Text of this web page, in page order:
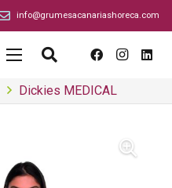
info@grumesacanariashoreca.com
Dickies MEDICAL